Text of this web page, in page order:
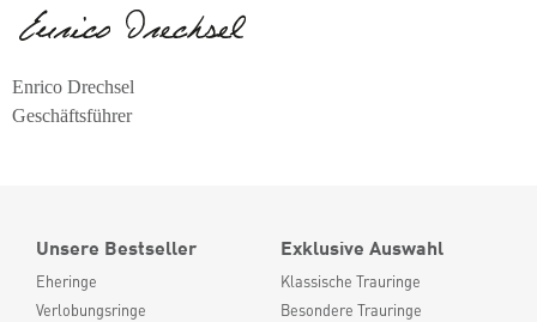
Enrico Drechsel
Geschäftsführer
Unsere Bestseller
Eheringe
Verlobungsringe
Exklusive Auswahl
Klassische Trauringe
Besondere Trauringe